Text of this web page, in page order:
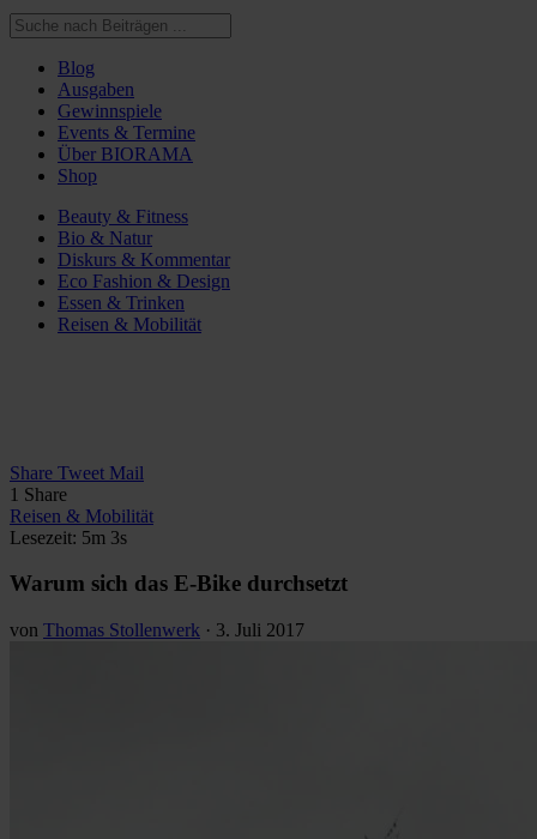
Blog
Ausgaben
Gewinnspiele
Events & Termine
Über BIORAMA
Shop
Beauty & Fitness
Bio & Natur
Diskurs & Kommentar
Eco Fashion & Design
Essen & Trinken
Reisen & Mobilität
Share Tweet Mail
1 Share
Reisen & Mobilität
Lesezeit: 5m 3s
Warum sich das E-Bike durchsetzt
von Thomas Stollenwerk · 3. Juli 2017